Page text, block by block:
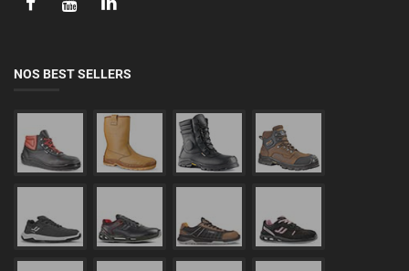
NOS BEST SELLERS